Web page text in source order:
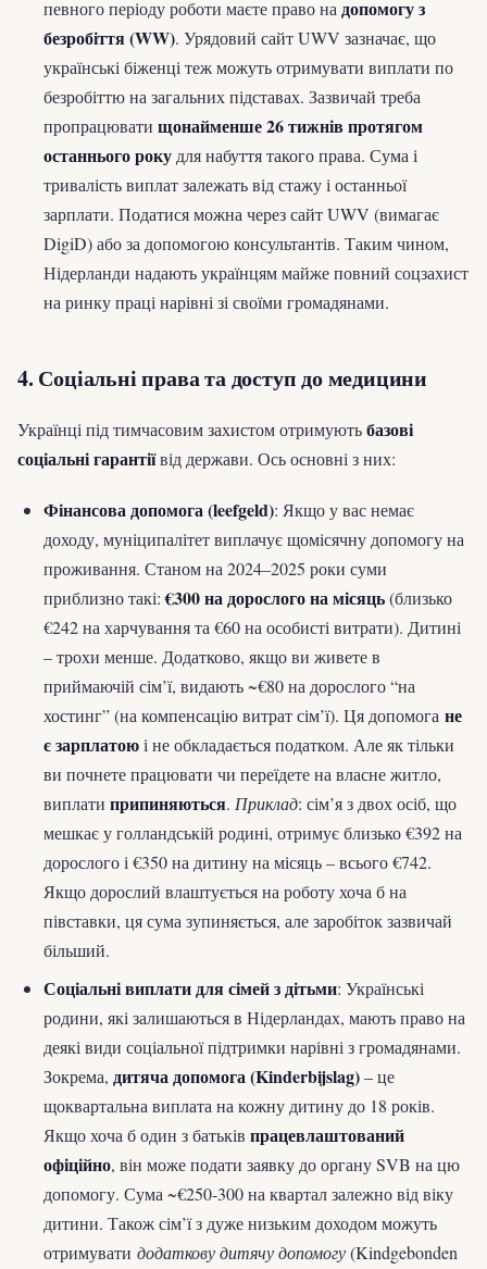
певного періоду роботи маєте право на допомогу з
безробіття (WW). Урядовий сайт UWV зазначає, що
українські біженці теж можуть отримувати виплати по
безробіттю на загальних підставах. Зазвичай треба
пропрацювати щонайменше 26 тижнів протягом
останнього року для набуття такого права. Сума і
тривалість виплат залежать від стажу і останньої
зарплати. Податися можна через сайт UWV (вимагає
DigiD) або за допомогою консультантів. Таким чином,
Нідерланди надають українцям майже повний соцзахист
на ринку праці нарівні зі своїми громадянами.
4. Соціальні права та доступ до медицини
Українці під тимчасовим захистом отримуютьбазові
соціальні гарантіївід держави. Ось основні з них:
Фінансова допомога (leefgeld): Якщо у вас немає
доходу, муніципалітет виплачує щомісячну допомогу на
проживання. Станом на 2024–2025 роки суми
приблизно такі:€300 на дорослого на місяць(близько
€242 на харчування та €60 на особисті витрати). Дитині
– трохи менше. Додатково, якщо ви живете в
приймаючій сім’ї, видають ~€80 на дорослого “на
хостинг” (на компенсацію витрат сім’ї). Ця допомога не
є зарплатоюі не обкладається податком. Але як тільки
ви почнете працювати чи переїдете на власне житло,
виплати припиняються. Приклад: сім’я з двох осіб, що
мешкає у голландській родині, отримує близько €392 на
дорослого і €350 на дитину на місяць – всього €742.
Якщо дорослий влаштується на роботу хоча б на
півставки, ця сума зупиняється, але заробіток зазвичай
більший.
Соціальні виплати для сімей з дітьми: Українські
родини, які залишаються в Нідерландах, мають право на
деякі види соціальної підтримки нарівні з громадянами.
Зокрема, дитяча допомога (Kinderbijslag)– це
щоквартальна виплата на кожну дитину до 18 років.
Якщо хоча б один з батьків працевлаштований
офіційно, він може подати заявку до органу SVB на цю
допомогу. Сума ~€250-300 на квартал залежно від віку
дитини. Також сім’ї з дуже низьким доходом можуть
отримувати додаткову дитячу допомогу(Kindgebonden